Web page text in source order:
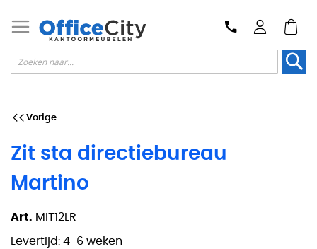
Zit sta directiebureau
Martino
Art. MIT12LR
Levertijd: 4-6 weken
Vorige